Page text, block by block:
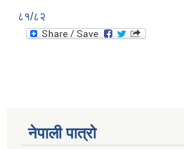
८१/८२
नेपाली पात्रो